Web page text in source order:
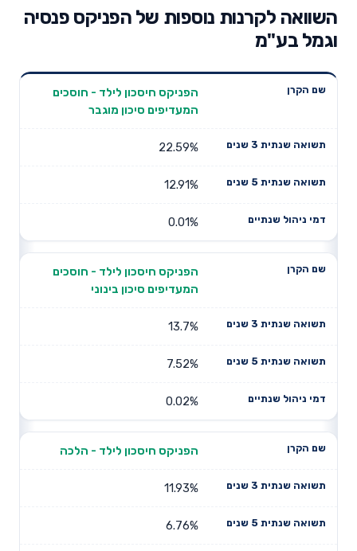
השוואה לקרנות נוספות של הפניקס פנסיה
וגמל בע"מ
שנתית 3
תשואה
שנתית 5
דמי ניהול
הפניקס חיסכון לילד - חוסכים
המעדיפים סיכון מוגבר
22.59%
12.91%
0.01%
הפניקס חיסכון לילד - חוסכים
המעדיפים סיכון בינוני
13.7%
7.52%
0.02%
הפניקס חיסכון לילד - הלכה
11.93%
6.76%